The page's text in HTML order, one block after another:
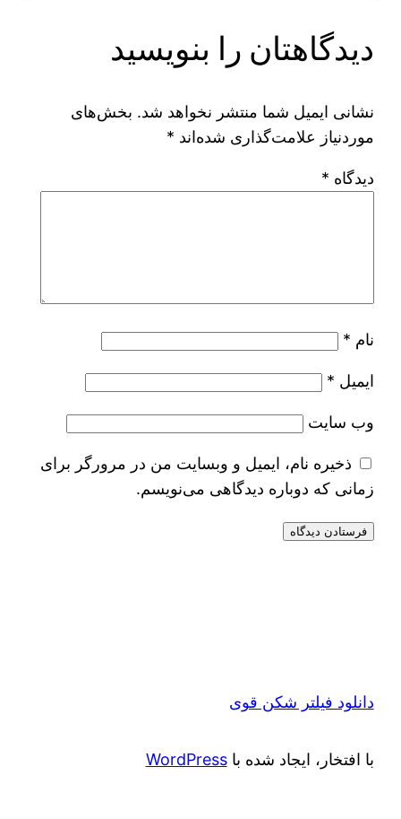
دیدگاهتان را بنویسید
نشانی ایمیل شما منتشر نخواهد شد. بخش‌های
موردنیاز علامت‌گذاری شده‌اند *
دیدگاه *
نام *
ایمیل *
وب‌ سایت
ذخیره نام، ایمیل و وبسایت من در مرورگر برای
زمانی که دوباره دیدگاهی می‌نویسم.
دانلود فیلتر شکن قوی
با افتخار، ایجاد شده باWordPress